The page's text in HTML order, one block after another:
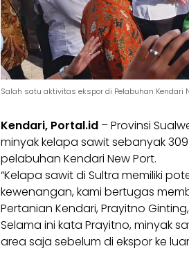
Salah satu aktivitas ekspor di Pelabuhan Kendari
Kendari, Portal.id – Provinsi
minyak kelapa sawit sebanyak
pelabuhan Kendari New Port.
“Kelapa sawit di Sultra memiliki
kewenangan, kami bertugas
Pertanian Kendari, Prayitno
Selama ini kata Prayitno, minyak
area saja sebelum di ekspor ke